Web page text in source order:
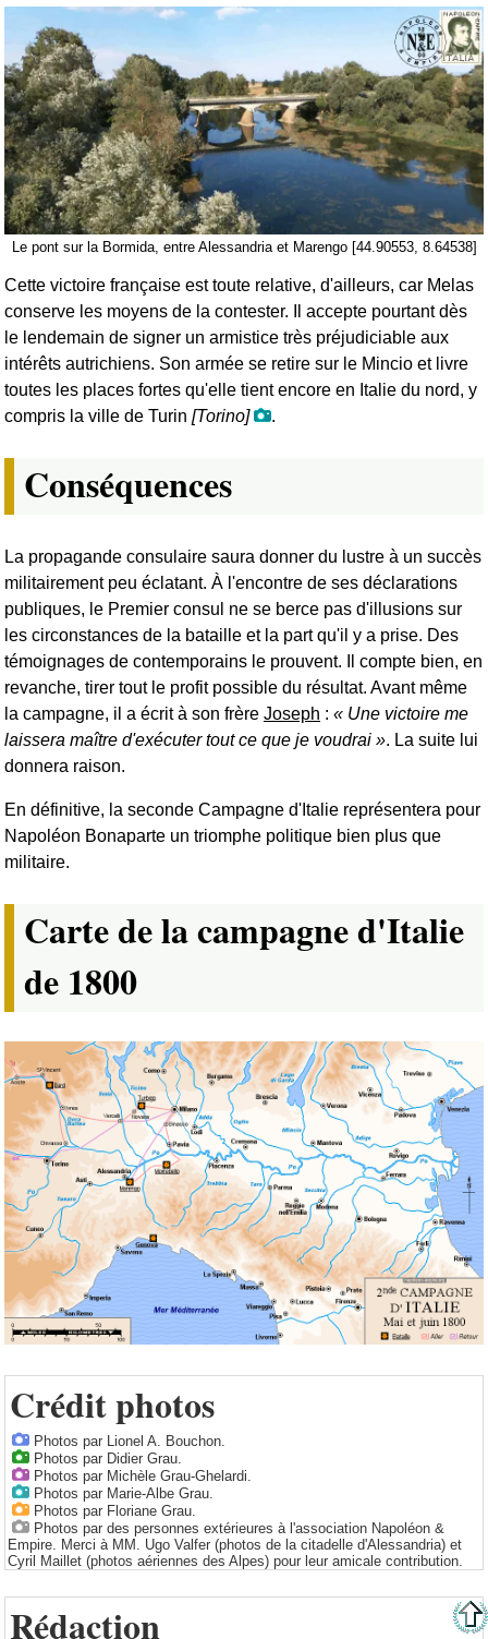
Le pont sur la Bormida, entre Alessandria et Marengo [44.90553, 8.64538]
Cette victoire française est toute relative, d'ailleurs, car Melas
conserve les moyens de la contester. Il accepte pourtant dès
le lendemain de signer un armistice très préjudiciable aux
intérêts autrichiens. Son armée se retire sur le Mincio et livre
toutes les places fortes qu'elle tient encore en Italie du nord, y
compris la ville de Turin [Torino] .
Conséquences
La propagande consulaire saura donner du lustre à un succès
militairement peu éclatant. À l'encontre de ses déclarations
publiques, le Premier consul ne se berce pas d'illusions sur
les circonstances de la bataille et la part qu'il y a prise. Des
témoignages de contemporains le prouvent. Il compte bien, en
revanche, tirer tout le profit possible du résultat. Avant même
la campagne, il a écrit à son frère Joseph :
Une victoire me
laissera maître d'exécuter tout ce que je voudrai
. La suite lui
donnera raison.
En définitive, la seconde Campagne d'Italie représentera pour
Napoléon Bonaparte un triomphe politique bien plus que
militaire.
Carte de la campagne d'Italie
de 1800
Crédit photos
Photos par Lionel A. Bouchon.
Photos par Didier Grau.
Photos par Michèle Grau-Ghelardi.
Photos par Marie-Albe Grau.
Photos par Floriane Grau.
Photos par des personnes extérieures à l'association Napoléon &
Empire. Merci à MM. Ugo Valfer (photos de la citadelle d'Alessandria) et
Cyril Maillet (photos aériennes des Alpes) pour leur amicale contribution.
Rédaction